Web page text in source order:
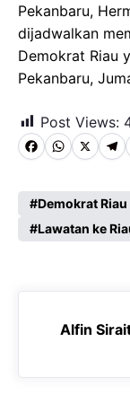
Pekanbaru,
dijadwalkan
Demokrat Riau
Pekanbaru,
Post Views:
F
c
e
o
W
a
t
A
p
X T
l
e
r
a
Demokrat
Lawatan ke
Alfin